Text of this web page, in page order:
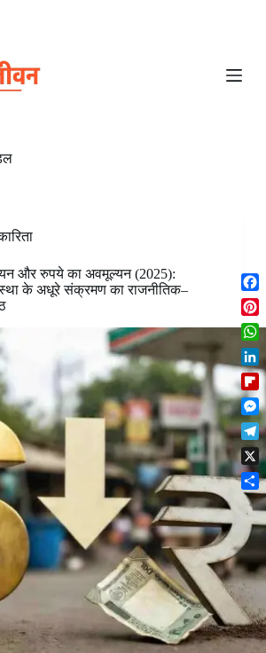
और रुपये का अवमूल्यन (2025):
के अधूरे संक्रमण का राजनीतिक–
F
a
c
e
b
o
o
k
P
i
n
t
e
r
e
s
t
W
h
a
t
s
A
p
p
L
i
n
k
e
d
I
n
F
l
i
p
b
o
d
M
e
s
s
e
n
e
r
T
e
l
e
g
r
a
m
X
S
h
r
e